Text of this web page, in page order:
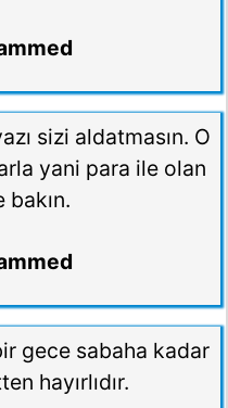
sizi aldatmasın. O
yani para ile olan
bakın.
gece sabaha kadar
hayırlıdır.